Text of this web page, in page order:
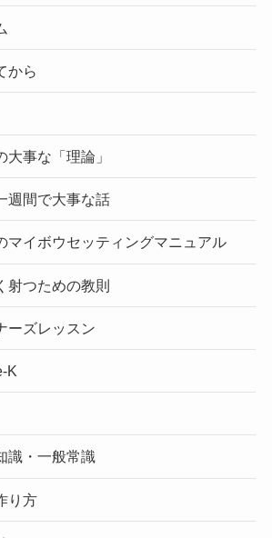
から
大事な「理論」
週間で大事な話
マイボウセッティングマニュアル
射つための教則
ーズレッスン
K
識・一般常識
り方